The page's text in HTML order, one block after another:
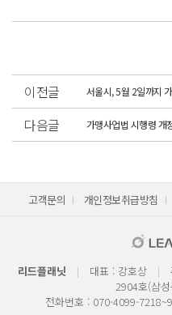
이전글
다음글 가맹사업법 시행령 개
고객문의 개인정보취급방침
리드플래닛 대표 : 강호상
2904호(삼
전화번호 : 070-4099-7218~9